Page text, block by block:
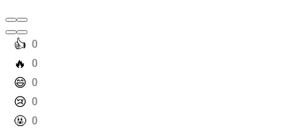
️👍 0
️🔥 0
️😄 0
️😢 0
️🤬 0